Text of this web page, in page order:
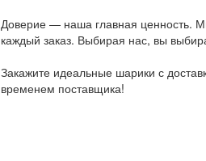
Доверие — наша главная ценность.
каждый заказ. Выбирая нас, вы
Закажите идеальные шарики с
временем поставщика!